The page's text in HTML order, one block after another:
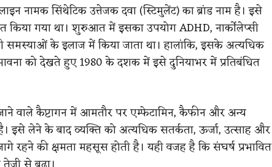
नामक सिंथेटिक उत्तेजक दवा (स्टिमुलेंट) का ब्रांड नाम है। इसे
गया था। शुरुआत में इसका उपयोग ADHD, नार्कोलेप्सी
के इलाज में किया जाता था। हालांकि, इसके अत्यधिक
को देखते हुए 1980 के दशक में इसे दुनियाभर में प्रतिबंधित
वाले कैप्टागन में आमतौर पर एम्फेटामिन, कैफीन और अन्य
इसे लेने के बाद व्यक्ति को अत्यधिक सतर्कता, ऊर्जा, उत्साह और
रहने की क्षमता महसूस होती है। यही वजह है कि संघर्ष प्रभावित